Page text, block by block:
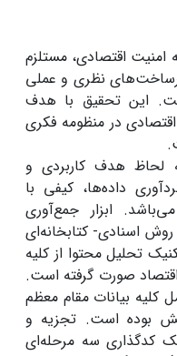
اقتصادی، مستلزم
نظری و عملی
این تحقیق با هدف
در منظومه فکری
هدف کاربردی و
داده‌ها، کیفی با
ابزار جمع‌آوری
اسنادی- کتابخانه‌ای
تحلیل محتوا از کلیه
صورت گرفته است.
کلیه بیانات مقام معظم
بوده است. تجزیه و
کدگذاری سه مرحله‌ای